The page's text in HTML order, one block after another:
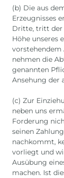
(b) Die aus
Erzeugnisses
Dritte, tritt der
Höhe unseres
vorstehendem
nehmen die
genannten
Ansehung der
(c) Zur
neben uns
Forderung
seinen
nachkommt,
vorliegt und
Ausübung
machen. Ist